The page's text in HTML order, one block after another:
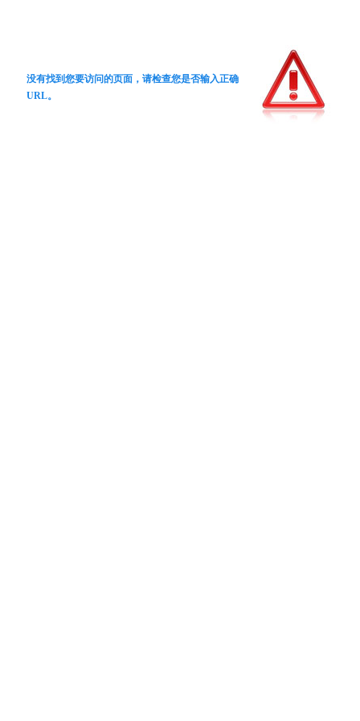
没有找到您要访问的页面，请检查您是否输入正确
URL。